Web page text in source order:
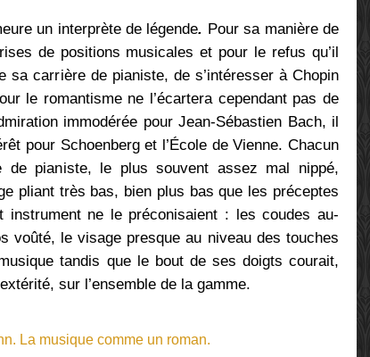
un interprète de légende. Pour sa manière de
de positions musicales et pour le refus qu’il
sa carrière de pianiste, de s’intéresser à Chopin
le romantisme ne l’écartera cependant pas de
immodérée pour Jean-Sébastien Bach, il
pour Schoenberg et l’École de Vienne. Chacun
pianiste, le plus souvent assez mal nippé,
pliant très bas, bien plus bas que les préceptes
instrument ne le préconisaient : les coudes au-
voûté, le visage presque au niveau des touches
tandis que le bout de ses doigts courait,
sur l’ensemble de la gamme.